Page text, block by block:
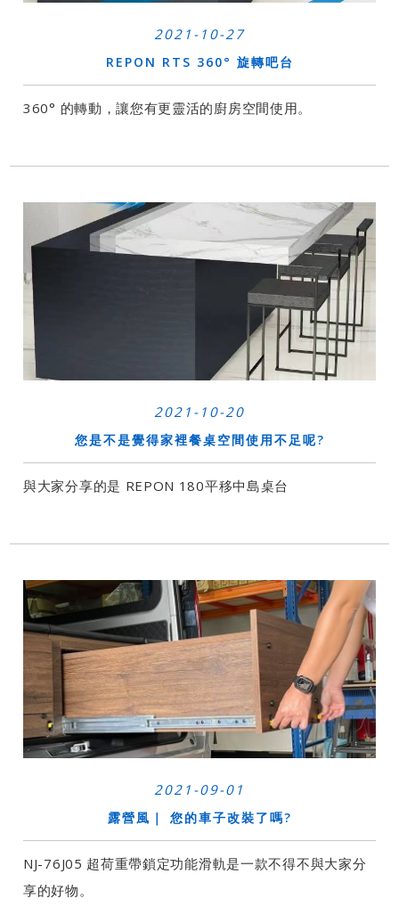
2021-10-27
REPON RTS 360° 旋轉吧台
360° 的轉動，讓您有更靈活的廚房空間使用。
2021-10-20
您是不是覺得家裡餐桌空間使用不足呢?
與大家分享的是 REPON 180平移中島桌台
2021-09-01
露營風｜ 您的車子改裝了嗎?
​NJ-76J05 超荷重帶鎖定功能滑軌是一款不得不與大家分
享的好物。